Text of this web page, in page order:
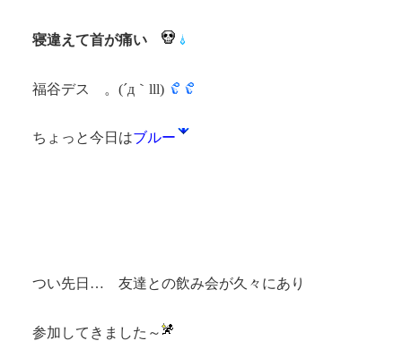
寝違えて首が痛い
福谷デス 。(´д｀lll)
ちょっと今日はブルー
つい先日… 友達との飲み会が久々にあり
参加してきました～